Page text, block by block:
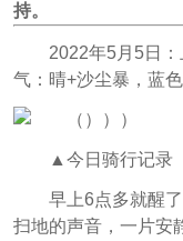
持。
2022年5月5日
气：晴+沙尘暴，蓝
▲今日骑行记录
早上6点多就醒
扫地的声音，一片安